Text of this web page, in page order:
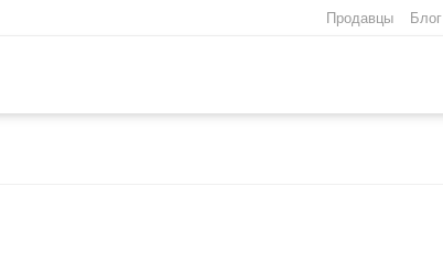
Продавцы Блог